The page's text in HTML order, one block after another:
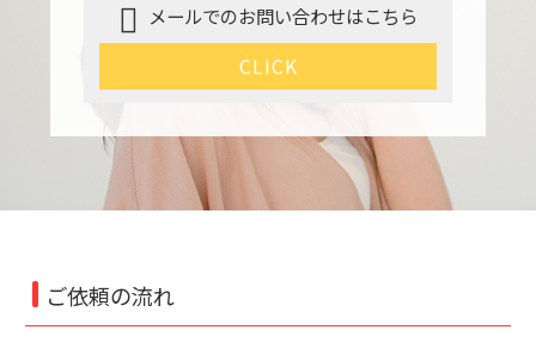
メールでのお問い合わせはこちら
CLICK
ご依頼の流れ